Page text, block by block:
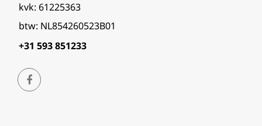
kvk: 61225363
btw: NL854260523B01
+31 593 851233